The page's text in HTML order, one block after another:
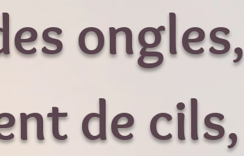
ongles,
de cils,